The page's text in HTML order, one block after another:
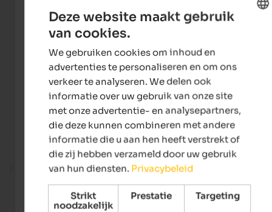
Fitness room
Deze website maakt gebruik
van cookies.
We gebruiken cookies om inhoud en
advertenties te personaliseren en om ons
verkeer te analyseren. We delen ook
informatie over uw gebruik van onze site
met onze advertentie- en analysepartners,
die deze kunnen combineren met andere
informatie die u aan hen heeft verstrekt of
die zij hebben verzameld door uw gebruik
van hun diensten. Privacybeleid
Strikt
noodzakelijk
Prestatie Targeting